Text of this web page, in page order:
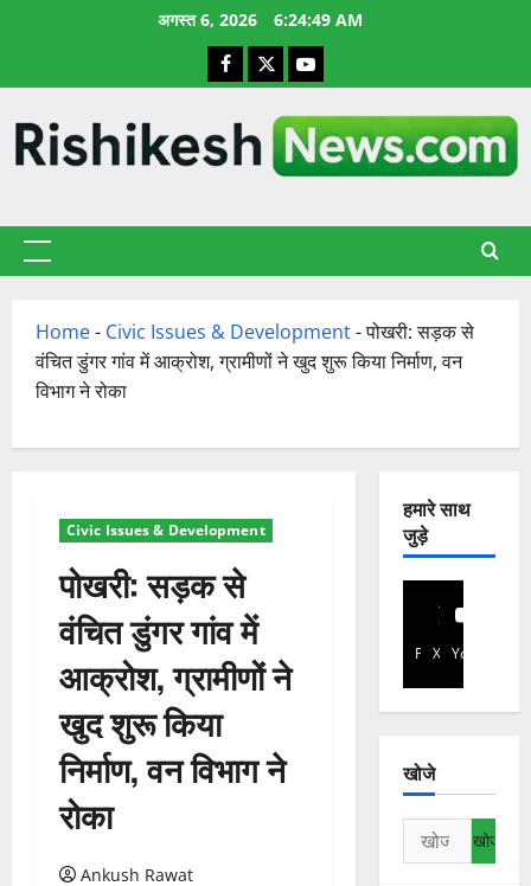
अगस्त 6, 2026 6:24:50 AM
Facebook
X YouTube
प्राथमिक
Home- Civic Issues & Development-पोखरी: सड़क से
वंचित डुंगर गांव में आक्रोश, ग्रामीणों ने खुद शुरू किया निर्माण, वन
विभाग ने रोका
Civic Issues & Development
पोखरी: सड़क से
वंचित डुंगर गांव में
आक्रोश, ग्रामीणों ने
खुद शुरू किया
निर्माण, वन विभाग ने
रोका
Ankush Rawat
हमारे साथ
जुड़े
Facebook
X YouTube
खोजे
निम्न
को